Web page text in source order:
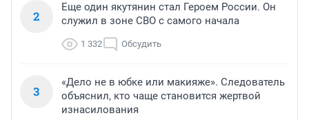
2
Еще один якутянин стал Героем России. Он
служил в зоне СВО с самого начала
1 332 Обсудить
3
«Дело не в юбке или макияже». Следователь
объяснил, кто чаще становится жертвой
изнасилования